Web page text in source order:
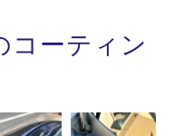
ーティン